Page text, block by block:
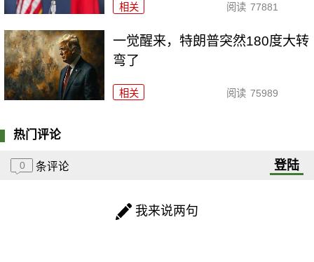
相关 阅读 77881
一觉醒来，特朗普突然180度大转
弯了
相关 阅读 75989
热门评论
0 条评论 登陆
我来说两句